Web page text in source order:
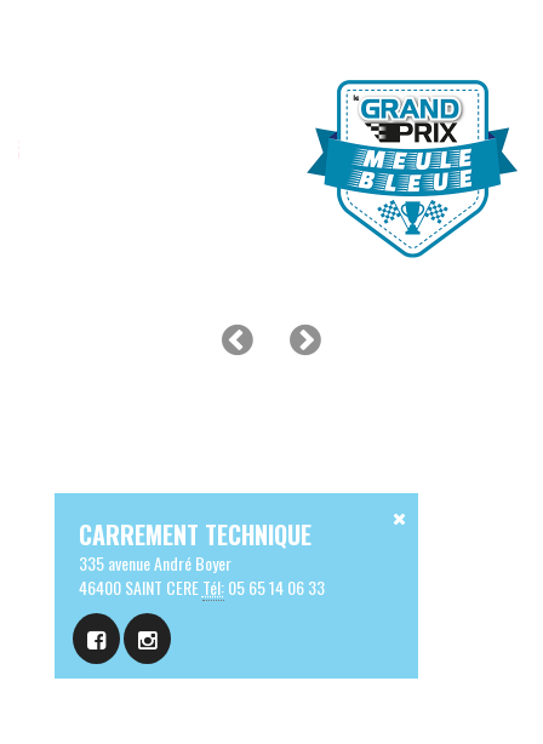
CARREMENT TECHNIQUE
335 avenue André Boyer
46400 SAINT CERETél:05 65 14 06 33